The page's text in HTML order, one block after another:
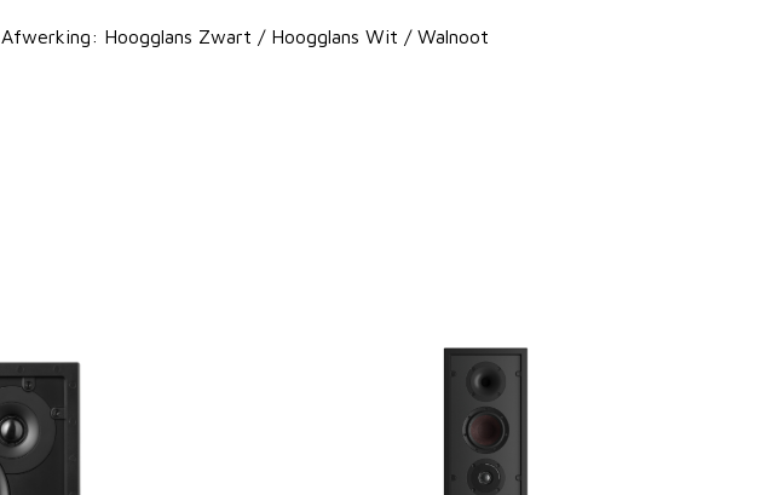
Afwerking: Hoogglans Zwart / Hoogglans Wit / Walnoot